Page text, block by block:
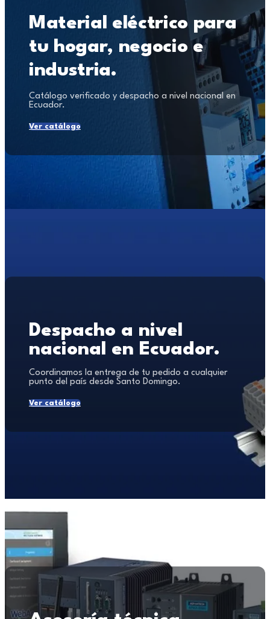
Material eléctrico para
tu hogar, negocio e
industria.
Catálogo verificado y despacho a nivel nacional en
Ecuador.
Ver catálogo
Despacho a nivel
nacional en Ecuador.
Coordinamos la entrega de tu pedido a cualquier
punto del país desde Santo Domingo.
Ver catálogo